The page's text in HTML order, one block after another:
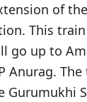
of
This
up to
Anurag.